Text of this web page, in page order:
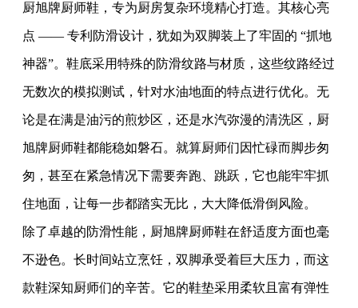
厨旭牌厨师鞋，专为厨房复杂环境精心打造。其核心亮
点 —— 专利防滑设计，犹如为双脚装上了牢固的 “抓地
神器”。鞋底采用特殊的防滑纹路与材质，这些纹路经过
无数次的模拟测试，针对水油地面的特点进行优化。无
论是在满是油污的煎炒区，还是水汽弥漫的清洗区，厨
旭牌厨师鞋都能稳如磐石。就算厨师们因忙碌而脚步匆
匆，甚至在紧急情况下需要奔跑、跳跃，它也能牢牢抓
住地面，让每一步都踏实无比，大大降低滑倒风险。
除了卓越的防滑性能，厨旭牌厨师鞋在舒适度方面也毫
不逊色。长时间站立烹饪，双脚承受着巨大压力，而这
款鞋深知厨师们的辛苦。它的鞋垫采用柔软且富有弹性